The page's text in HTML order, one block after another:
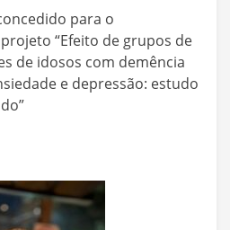
para o
“Efeito de grupos de
de idosos com demência
e depressão: estudo